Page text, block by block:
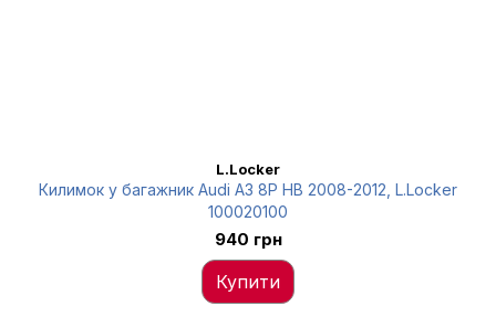
L.Locker
Килимок у багажник Audi A3 8P HB 2008-2012, L.Locker
100020100
940 грн
Купити